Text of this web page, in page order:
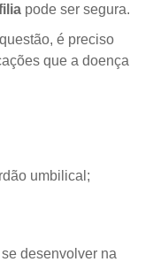
pode ser segura.
é preciso
que a doença
umbilical;
desenvolver na